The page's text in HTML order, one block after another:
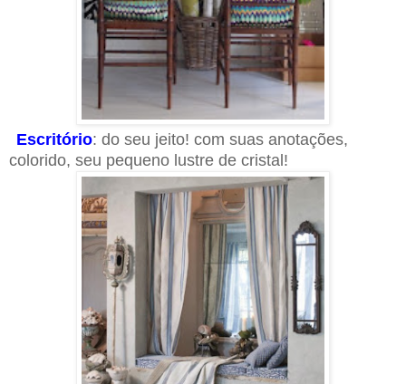
Escritório: do seu jeito! com suas anotações,
colorido, seu pequeno lustre de cristal!